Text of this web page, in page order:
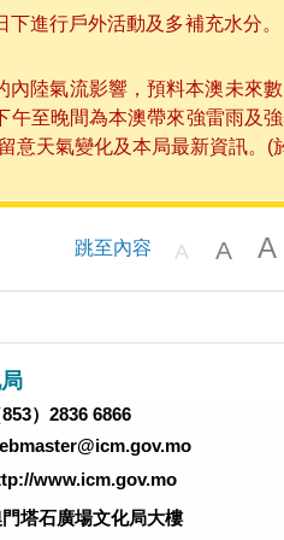
進行戶外活動及多補充水分
陸氣流影響，預料本澳未來
至晚間為本澳帶來強雷雨及強
意天氣變化及本局最新資訊。(
跳至內容 A A A
853）2836 6866
www.icm.gov.mo
塔石廣場文化局大樓